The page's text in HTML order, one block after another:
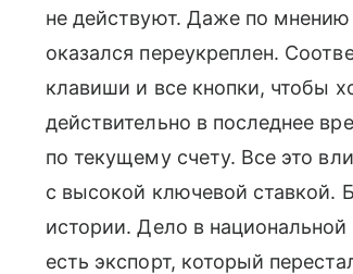
не действуют. Даже по мнению
оказался переукреплен.
клавиши и все кнопки, чтобы
действительно в последнее
по текущему счету. Все это
с высокой ключевой ставкой.
истории. Дело в национальной
есть экспорт, который